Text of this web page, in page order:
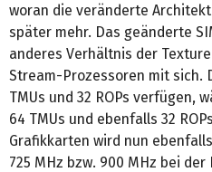
woran die veränderte
später mehr. Das geänderte
anderes Verhältnis der
Stream-Prozessoren mit sich.
TMUs und 32 ROPs verfügen,
64 TMUs und ebenfalls 32
Grafikkarten wird nun
725 MHz bzw. 900 MHz bei